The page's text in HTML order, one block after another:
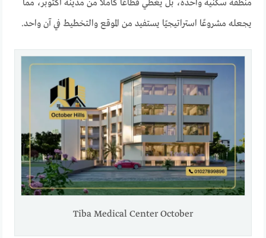
منطقة سكنية واحدة، بل يغطي قطاعًا كاملًا من مدينة أكتوبر، مما
يجعله مشروعًا استراتيجيًا يستفيد من الموقع والتخطيط في آن واحد.
Tiba Medical Center October